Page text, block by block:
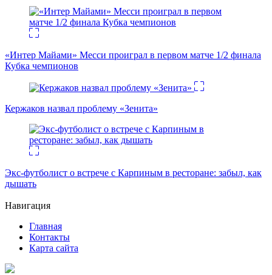
«Интер Майами» Месси проиграл в первом матче 1/2 финала
Кубка чемпионов
Кержаков назвал проблему «Зенита»
Экс-футболист о встрече с Карпиным в ресторане: забыл, как
дышать
Навигация
Главная
Контакты
Карта сайта